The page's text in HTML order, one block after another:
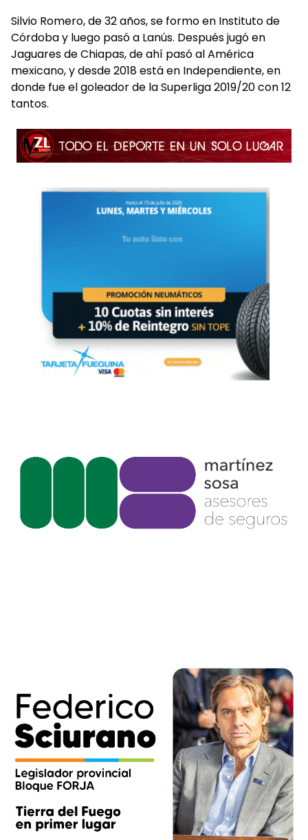
Silvio Romero, de 32 años, se formo en Instituto de
Córdoba y luego pasó a Lanús. Después jugó en
Jaguares de Chiapas, de ahí pasó al América
mexicano, y desde 2018 está en Independiente, en
donde fue el goleador de la Superliga 2019/20 con 12
tantos.